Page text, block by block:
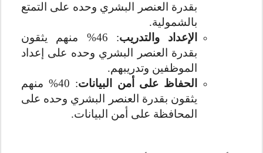
بقدرة العنصر البشري وحده على التمتع
بالشمولية.
الإعداد والتدريب
: 46% منهم يثقون
بقدرة العنصر البشري وحده على إعداد
الموظفين وتدريبهم.
الحفاظ على أمن البيانات
: 40% منهم
يثقون بقدرة العنصر البشري وحده على
المحافظة على أمن البيانات.